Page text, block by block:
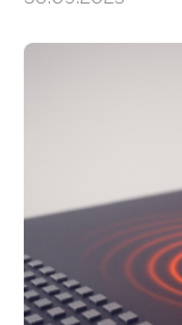
Dadurch ist es in
Nichtmetallen
Sensorik und
Erkenntnisse
the American
Materialien, die
beeinflussen
Technologien…